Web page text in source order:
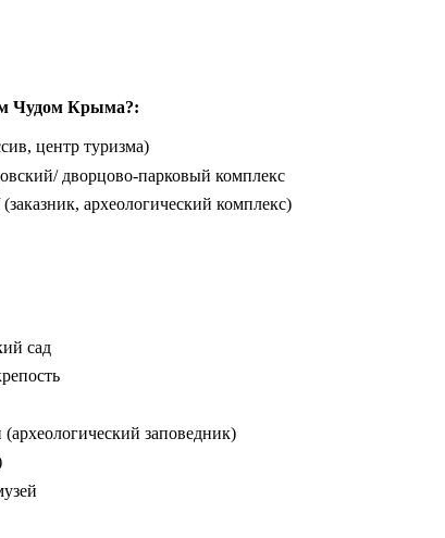
Чудом Крыма?:
центр туризма)
дворцово-парковый комплекс
археологический комплекс)
сад
заповедник)